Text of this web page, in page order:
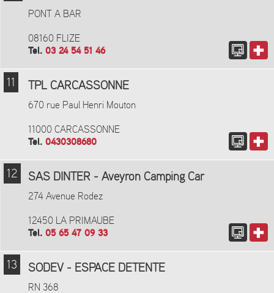
PONT A BAR
08160 FLIZE
Tel. 03 24 54 51 46
11 TPL CARCASSONNE
670 rue Paul Henri Mouton
11000 CARCASSONNE
Tel. 0430308680
12 SAS DINTER - Aveyron Camping Car
274 Avenue Rodez
12450 LA PRIMAUBE
Tel. 05 65 47 09 33
13 SODEV - ESPACE DETENTE
RN 368